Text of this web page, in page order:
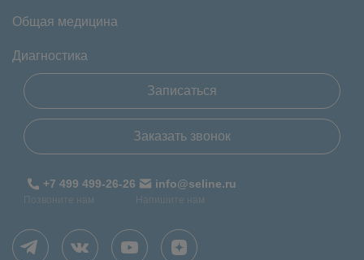
Общая медицина
Диагностика
Записаться
Заказать звонок
+7 499 499-26-26
Позвоните нам
info@seline.ru
Напишите нам